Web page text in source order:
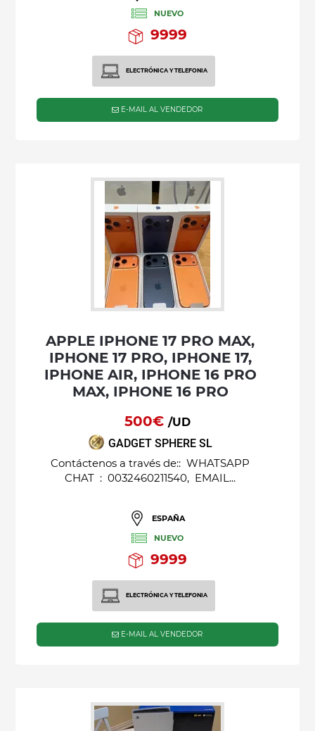
NUEVO
9999
ELECTRÓNICA Y TELEFONIA
E-MAIL AL VENDEDOR
APPLE IPHONE 17 PRO MAX,
IPHONE 17 PRO, IPHONE 17,
IPHONE AIR, IPHONE 16 PRO
MAX, IPHONE 16 PRO
500€ /UD
GADGET SPHERE SL
Contáctenos a través de:: WHATSAPP
CHAT : 0032460211540, EMAIL...
ESPAÑA
NUEVO
9999
ELECTRÓNICA Y TELEFONIA
E-MAIL AL VENDEDOR